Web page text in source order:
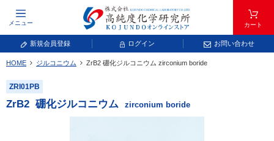
メニュー カート
新規会員登録 ログイン お問い合わせ
元素記号で検索する
元素周期表をタップすると、拡大表示されます。拡大した表から元素記号をタップ
し、一覧へ移動してください。
HOME ジルコニウム ZrB2 硼化ジルコニウム zirconium boride
ZRI01PB
ZrB2 硼化ジルコニウム zirconium boride